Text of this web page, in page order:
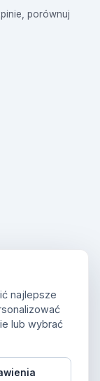
porównuj
najlepsze
lub wybrać